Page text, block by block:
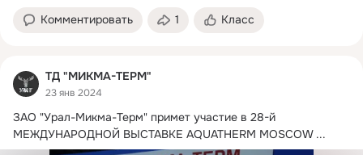
Комментировать 1 Класс
ТД "МИКМА-ТЕРМ"
23 янв 2024
ЗАО "Урал-Микма-Терм" примет участие в 28-й
МЕЖДУНАРОДНОЙ ВЫСТАВКЕ AQUATHERM MOSCOW ...